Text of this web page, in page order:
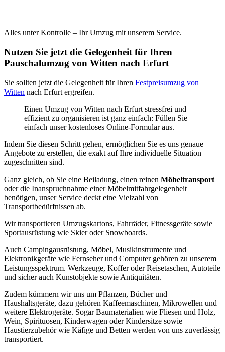
Alles unter Kontrolle – Ihr Umzug mit unserem Service.
Nutzen Sie jetzt die Gelegenheit für Ihren
Pauschalumzug von Witten nach Erfurt
Sie sollten jetzt die Gelegenheit für Ihren Festpreisumzug von
Witten nach Erfurt ergreifen.
Einen Umzug von Witten nach Erfurt stressfrei und
effizient zu organisieren ist ganz einfach: Füllen Sie
einfach unser kostenloses Online-Formular aus.
Indem Sie diesen Schritt gehen, ermöglichen Sie es uns genaue
Angebote zu erstellen, die exakt auf Ihre individuelle Situation
zugeschnitten sind.
Ganz gleich, ob Sie eine Beiladung, einen reinen Möbeltransport
oder die Inanspruchnahme einer Möbelmitfahrgelegenheit
benötigen, unser Service deckt eine Vielzahl von
Transportbedürfnissen ab.
Wir transportieren Umzugskartons, Fahrräder, Fitnessgeräte sowie
Sportausrüstung wie Skier oder Snowboards.
Auch Campingausrüstung, Möbel, Musikinstrumente und
Elektronikgeräte wie Fernseher und Computer gehören zu unserem
Leistungsspektrum. Werkzeuge, Koffer oder Reisetaschen, Autoteile
und sicher auch Kunstobjekte sowie Antiquitäten.
Zudem kümmern wir uns um Pflanzen, Bücher und
Haushaltsgeräte, dazu gehören Kaffeemaschinen, Mikrowellen und
weitere Elektrogeräte. Sogar Baumaterialien wie Fliesen und Holz,
Wein, Spirituosen, Kinderwagen oder Kindersitze sowie
Haustierzubehör wie Käfige und Betten werden von uns zuverlässig
transportiert.